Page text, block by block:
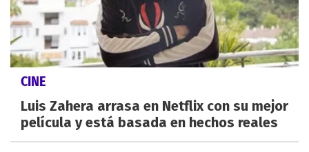
CINE
Luis Zahera arrasa en Netflix con su mejor
película y está basada en hechos reales